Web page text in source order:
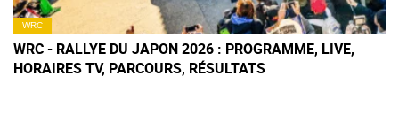
WRC
WRC - RALLYE DU JAPON 2026 : PROGRAMME, LIVE,
HORAIRES TV, PARCOURS, RÉSULTATS